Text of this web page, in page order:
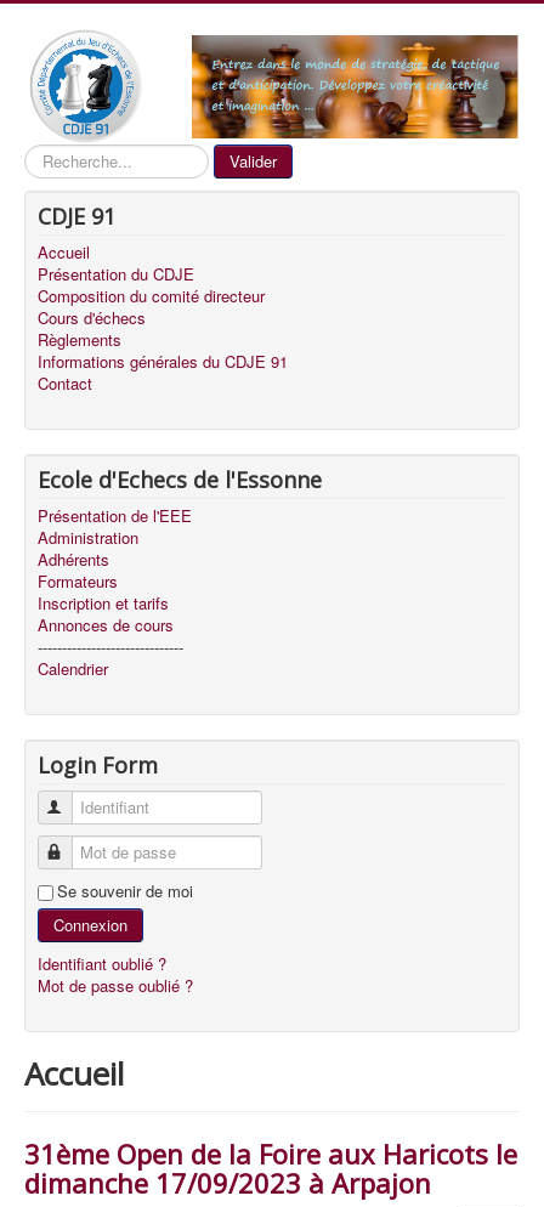
Recherche Valider
CDJE 91
Accueil
Présentation du CDJE
Composition du comité directeur
Cours d'échecs
Règlements
Informations générales du CDJE 91
Contact
Ecole d'Echecs de l'Essonne
Présentation de l'EEE
Administration
Adhérents
Formateurs
Inscription et tarifs
Annonces de cours
------------------------------
Calendrier
Login Form
Identifiant
Mot de passe
Se souvenir de moi
Connexion
Identifiant oublié ?
Mot de passe oublié ?
Accueil
31ème Open de la Foire aux Haricots le
dimanche 17/09/2023 à Arpajon